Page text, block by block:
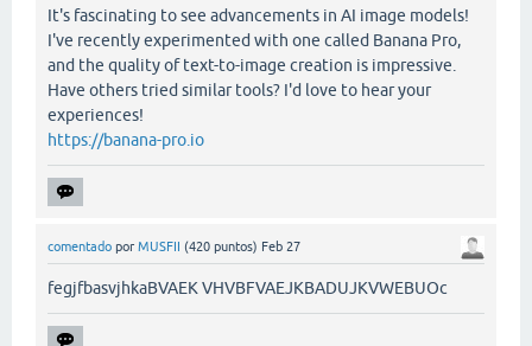
It's fascinating to see advancements in AI image models!
I've recently experimented with one called Banana Pro,
and the quality of text-to-image creation is impressive.
Have others tried similar tools? I'd love to hear your
experiences!
https://banana-pro.io
comentado por MUSFII (420 puntos) Feb 27
fegjfbasvjhkaBVAEK VHVBFVAEJKBADUJKVWEBUOc